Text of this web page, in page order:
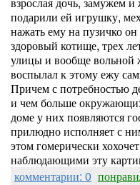
подарили ей игрушку,
нажать ему на пузичко
здоровый котище, трех
улицы и вообще
воспылал к этому ежу
Причем с потребностью
и чем больше
доме у них появляются
прилюдно исполняет с
этом гомерически
наблюдающими эту
комментарии: 0